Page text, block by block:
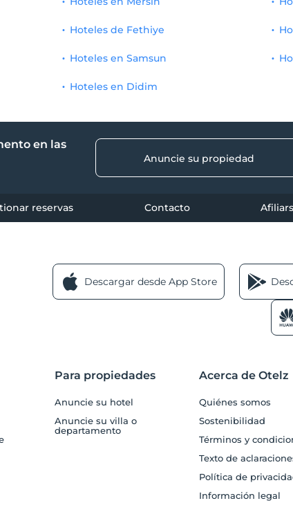
Hoteles de Fethiye
Hoteles en Samsun
Hoteles en Didim
en las
Anuncie su propiedad
reservas Contacto
Descargar desde App Store
Para propiedades
Anuncie su hotel
Anuncie su villa o
departamento
Acerca de Otelz
Quiénes somos
Sostenibilidad
Términos y
Texto de
Política de
Información legal